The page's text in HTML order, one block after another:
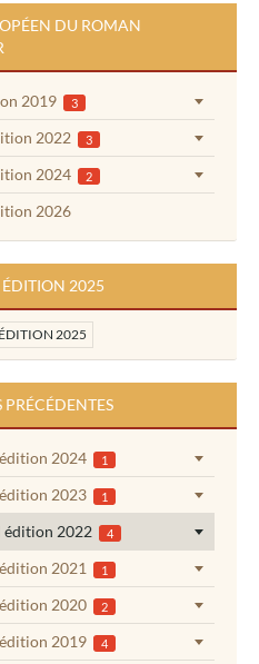
DU ROMAN
2019 3
2022 3
2024 2
2026
ÉDITION 2025
2025
PRÉCÉDENTES
2024 1
2023 1
édition 2022 4
2021 1
2020 2
2019 4